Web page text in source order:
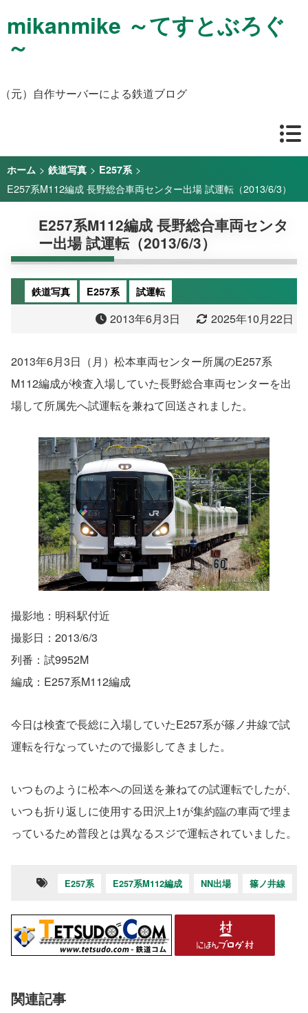
mikanmike ～てすとぶろぐ
～
（元）自作サーバーによる鉄道ブログ
ホーム > 鉄道写真 > E257系 >
E257系M112編成 長野総合車両センター出場 試運転（2013/6/3）
E257系M112編成 長野総合車両センタ
ー出場 試運転（2013/6/3）
鉄道写真 E257系 試運転
2013年6月3日 2025年10月22日
2013年6月3日（月）松本車両センター所属のE257系
M112編成が検査入場していた長野総合車両センターを出
場して所属先へ試運転を兼ねて回送されました。
撮影地：明科駅付近
撮影日：2013/6/3
列番：試9952M
編成：E257系M112編成
今日は検査で長総に入場していたE257系が篠ノ井線で試
運転を行なっていたので撮影してきました。
いつものように松本への回送を兼ねての試運転でしたが、
いつも折り返しに使用する田沢上1が集約臨の車両で埋ま
っているため普段とは異なるスジで運転されていました。
E257系 E257系M112編成 NN出場 篠ノ井線
関連記事